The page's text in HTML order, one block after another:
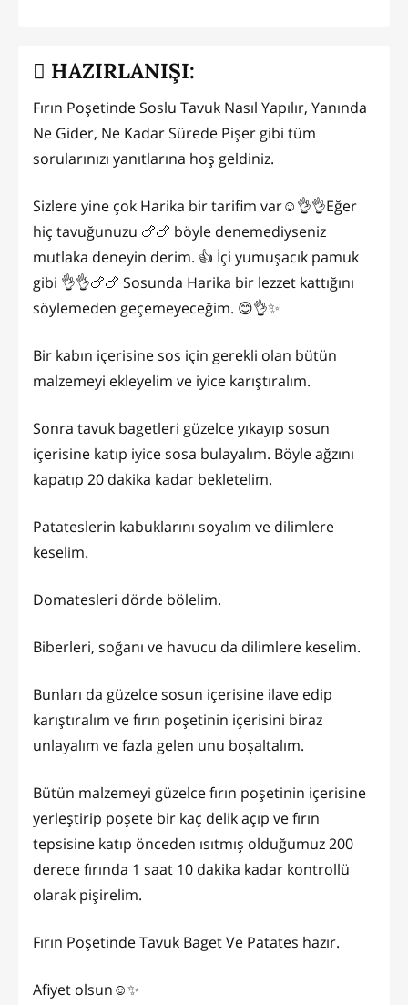
HAZIRLANIŞI:
Fırın Poşetinde Soslu Tavuk Nasıl Yapılır, Yanında
Ne Gider, Ne Kadar Sürede Pişer gibi tüm
sorularınızı yanıtlarına hoş geldiniz.
Sizlere yine çok Harika bir tarifim var☺️👌👌Eğer
hiç tavuğunuzu 🍗🍗 böyle denemediyseniz
mutlaka deneyin derim. 👍 İçi yumuşacık pamuk
gibi 👌👌🍗🍗 Sosunda Harika bir lezzet kattığını
söylemeden geçemeyeceğim. 😊👌✨
Bir kabın içerisine sos için gerekli olan bütün
malzemeyi ekleyelim ve iyice karıştıralım.
Sonra tavuk bagetleri güzelce yıkayıp sosun
içerisine katıp iyice sosa bulayalım. Böyle ağzını
kapatıp 20 dakika kadar bekletelim.
Patateslerin kabuklarını soyalım ve dilimlere
keselim.
Domatesleri dörde bölelim.
Biberleri, soğanı ve havucu da dilimlere keselim.
Bunları da güzelce sosun içerisine ilave edip
karıştıralım ve fırın poşetinin içerisini biraz
unlayalım ve fazla gelen unu boşaltalım.
Bütün malzemeyi güzelce fırın poşetinin içerisine
yerleştirip poşete bir kaç delik açıp ve fırın
tepsisine katıp önceden ısıtmış olduğumuz 200
derece fırında 1 saat 10 dakika kadar kontrollü
olarak pişirelim.
Fırın Poşetinde Tavuk Baget Ve Patates hazır.
Afiyet olsun☺️✨